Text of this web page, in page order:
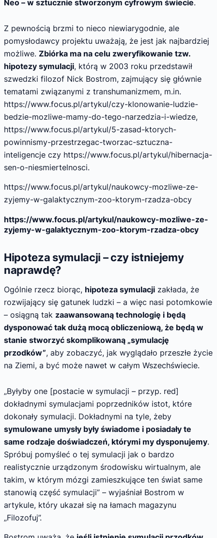
Neo – w sztucznie stworzonym cyfrowym świecie.
Z pewnością brzmi to nieco niewiarygodnie, ale
pomysłodawcy projektu uważają, że jest jak najbardziej
możliwe. Zbiórka ma na celu zweryfikowanie tzw.
hipotezy symulacji, którą w 2003 roku przedstawił
szwedzki filozof Nick Bostrom, zajmujący się głównie
tematami związanymi z transhumanizmem, m.in.
https://www.focus.pl/artykul/czy-klonowanie-ludzie-
bedzie-mozliwe-mamy-do-tego-narzedzia-i-wiedze,
https://www.focus.pl/artykul/5-zasad-ktorych-
powinnismy-przestrzegac-tworzac-sztuczna-
inteligencje czy https://www.focus.pl/artykul/hibernacja-
sen-o-niesmiertelnosci.
https://www.focus.pl/artykul/naukowcy-mozliwe-ze-
zyjemy-w-galaktycznym-zoo-ktorym-rzadza-obcy
https://www.focus.pl/artykul/naukowcy-mozliwe-ze-
zyjemy-w-galaktycznym-zoo-ktorym-rzadza-obcy
Hipoteza symulacji – czy istniejemy
naprawdę?
Ogólnie rzecz biorąc, hipoteza symulacji zakłada, że
rozwijający się gatunek ludzki – a więc nasi potomkowie
– osiągną tak zaawansowaną technologię i będą
dysponować tak dużą mocą obliczeniową, że będą w
stanie stworzyć skomplikowaną „symulację
przodków”, aby zobaczyć, jak wyglądało przeszłe życie
na Ziemi, a być może nawet w całym Wszechświecie.
„Byłyby one [postacie w symulacji – przyp. red]
dokładnymi symulacjami poprzedników istot, które
dokonały symulacji. Dokładnymi na tyle, żeby
symulowane umysły były świadome i posiadały te
same rodzaje doświadczeń, którymi my dysponujemy.
Spróbuj pomyśleć o tej symulacji jak o bardzo
realistycznie urządzonym środowisku wirtualnym, ale
takim, w którym mózgi zamieszkujące ten świat same
stanowią część symulacji” – wyjaśniał Bostrom w
artykule, który ukazał się na łamach magazynu
„Filozofuj”.